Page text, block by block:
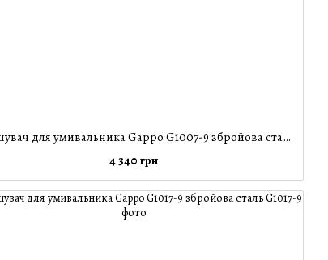
Змішувач для умивальника Gappo G1007-9 збройова сталь
4 340 грн